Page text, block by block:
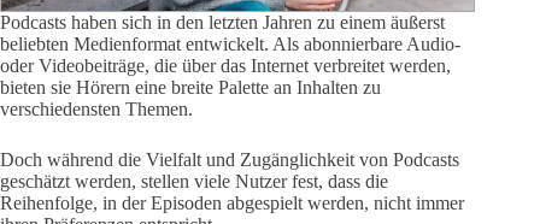
Podcasts haben sich in den letzten Jahren zu einem äußerst
beliebten Medienformat entwickelt. Als abonnierbare Audio-
oder Videobeiträge, die über das Internet verbreitet werden,
bieten sie Hörern eine breite Palette an Inhalten zu
verschiedensten Themen.
Doch während die Vielfalt und Zugänglichkeit von Podcasts
geschätzt werden, stellen viele Nutzer fest, dass die
Reihenfolge, in der Episoden abgespielt werden, nicht immer